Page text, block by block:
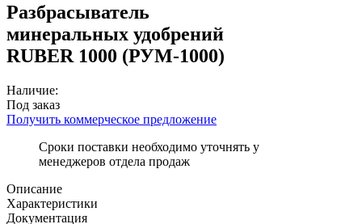
Разбрасыватель
минеральных удобрений
RUBER 1000 (РУМ-1000)
Наличие:
Под заказ
Получить коммерческое предложение
Сроки поставки необходимо уточнять у
менеджеров отдела продаж
Описание
Характеристики
Документация